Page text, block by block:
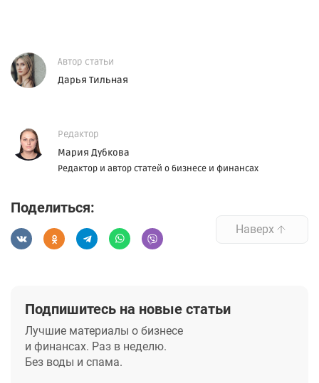
Автор статьи
Дарья Тильная
Редактор
Мария Дубкова
Редактор и автор статей о бизнесе и финансах
Поделиться:
Наверх
Подпишитесь на новые статьи
Лучшие материалы о бизнесе
и финансах. Раз в неделю.
Без воды и спама.